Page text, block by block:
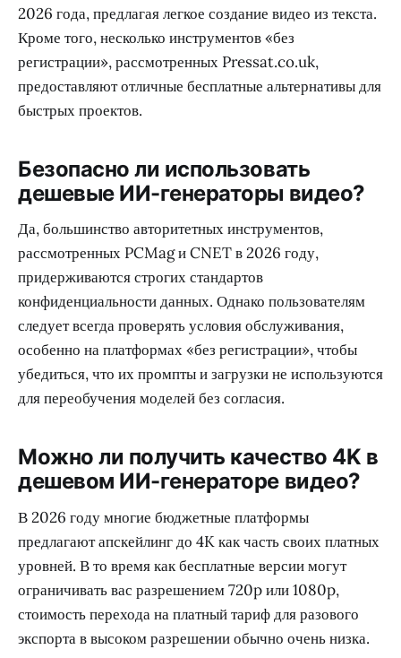
2026 года, предлагая легкое создание видео из текста.
Кроме того, несколько инструментов «без
регистрации», рассмотренных Pressat.co.uk,
предоставляют отличные бесплатные альтернативы для
быстрых проектов.
Безопасно ли использовать
дешевые ИИ-генераторы видео?
Да, большинство авторитетных инструментов,
рассмотренных PCMag и CNET в 2026 году,
придерживаются строгих стандартов
конфиденциальности данных. Однако пользователям
следует всегда проверять условия обслуживания,
особенно на платформах «без регистрации», чтобы
убедиться, что их промпты и загрузки не используются
для переобучения моделей без согласия.
Можно ли получить качество 4K в
дешевом ИИ-генераторе видео?
В 2026 году многие бюджетные платформы
предлагают апскейлинг до 4K как часть своих платных
уровней. В то время как бесплатные версии могут
ограничивать вас разрешением 720p или 1080p,
стоимость перехода на платный тариф для разового
экспорта в высоком разрешении обычно очень низка.